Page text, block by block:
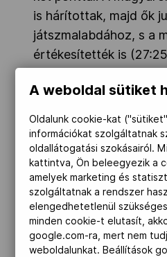
is hárítottak, majd ők
játszmalabdához, s a
értékesítették is
A negyedik játszma
léptek meg a szerbek,
Norbertnek kifordult a
játékostársak vittek le
már sok volt a magyar
már hét pontos
ez a végén
szerb csapat öt
szettet, s 3:1-re a
A weboldal sütiket
Oldalunk cookie-kat
információkat szolgáltatnak
oldallátogatási szokásairól.
kattintva, Ön beleegyezik a
amelyek marketing és
szolgáltatnak a rendszer
elengedhetetlenül
minden cookie-t elutasít,
google.com-ra, mert nem
weboldalunkat. Beállítások